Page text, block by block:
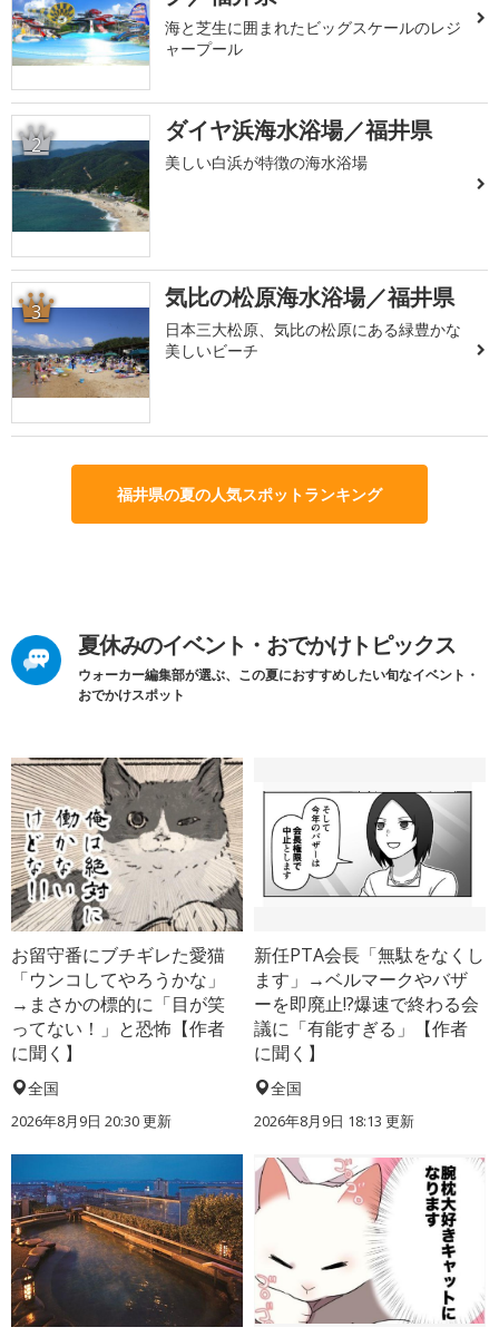
海と芝生に囲まれたビッグスケールのレジ
ャープール
2 ダイヤ浜海水浴場／福井県
美しい白浜が特徴の海水浴場
3 気比の松原海水浴場／福井県
日本三大松原、気比の松原にある緑豊かな
美しいビーチ
福井県の夏の人気スポットランキング
夏休みのイベント・おでかけトピックス
ウォーカー編集部が選ぶ、この夏におすすめしたい旬なイベント・
おでかけスポット
お留守番にブチギレた愛猫
「ウンコしてやろうかな」
→まさかの標的に「目が笑
ってない！」と恐怖【作者
に聞く】
全国
2026年8月9日 20:30更新
新任PTA会長「無駄をなくし
ます」→ベルマークやバザ
ーを即廃止!?爆速で終わる会
議に「有能すぎる」【作者
に聞く】
全国
2026年8月9日 18:13 更新